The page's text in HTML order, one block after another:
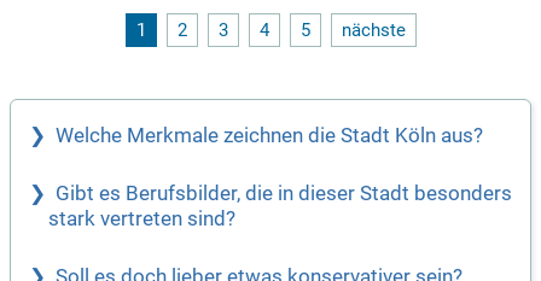
1 2 3 4 5 nächste
Welche Merkmale zeichnen die Stadt Köln aus?
Gibt es Berufsbilder, die in dieser Stadt besonders
stark vertreten sind?